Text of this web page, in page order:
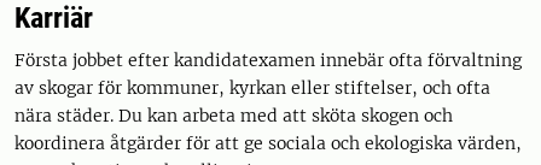
Karriär
Första jobbet efter kandidatexamen innebär ofta förvaltning
av skogar för kommuner, kyrkan eller stiftelser, och ofta
nära städer. Du kan arbeta med att sköta skogen och
koordinera åtgärder för att ge sociala och ekologiska värden,